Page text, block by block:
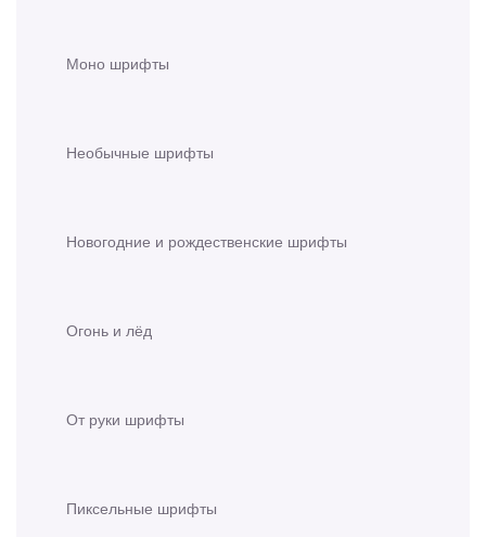
Моно шрифты
Необычные шрифты
Новогодние и рождественские шрифты
Огонь и лёд
От руки шрифты
Пиксельные шрифты